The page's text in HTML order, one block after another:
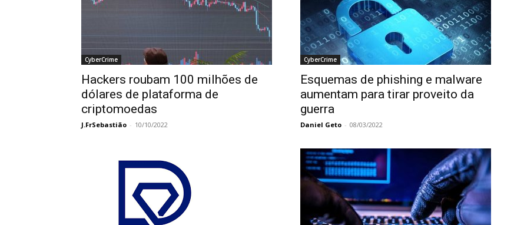
CyberCrime
Hackers roubam 100 milhões de
dólares de plataforma de
criptomoedas
J.FrSebastião - 10/10/2022
CyberCrime
Esquemas de phishing e malware
aumentam para tirar proveito da
guerra
Daniel Geto - 08/03/2022